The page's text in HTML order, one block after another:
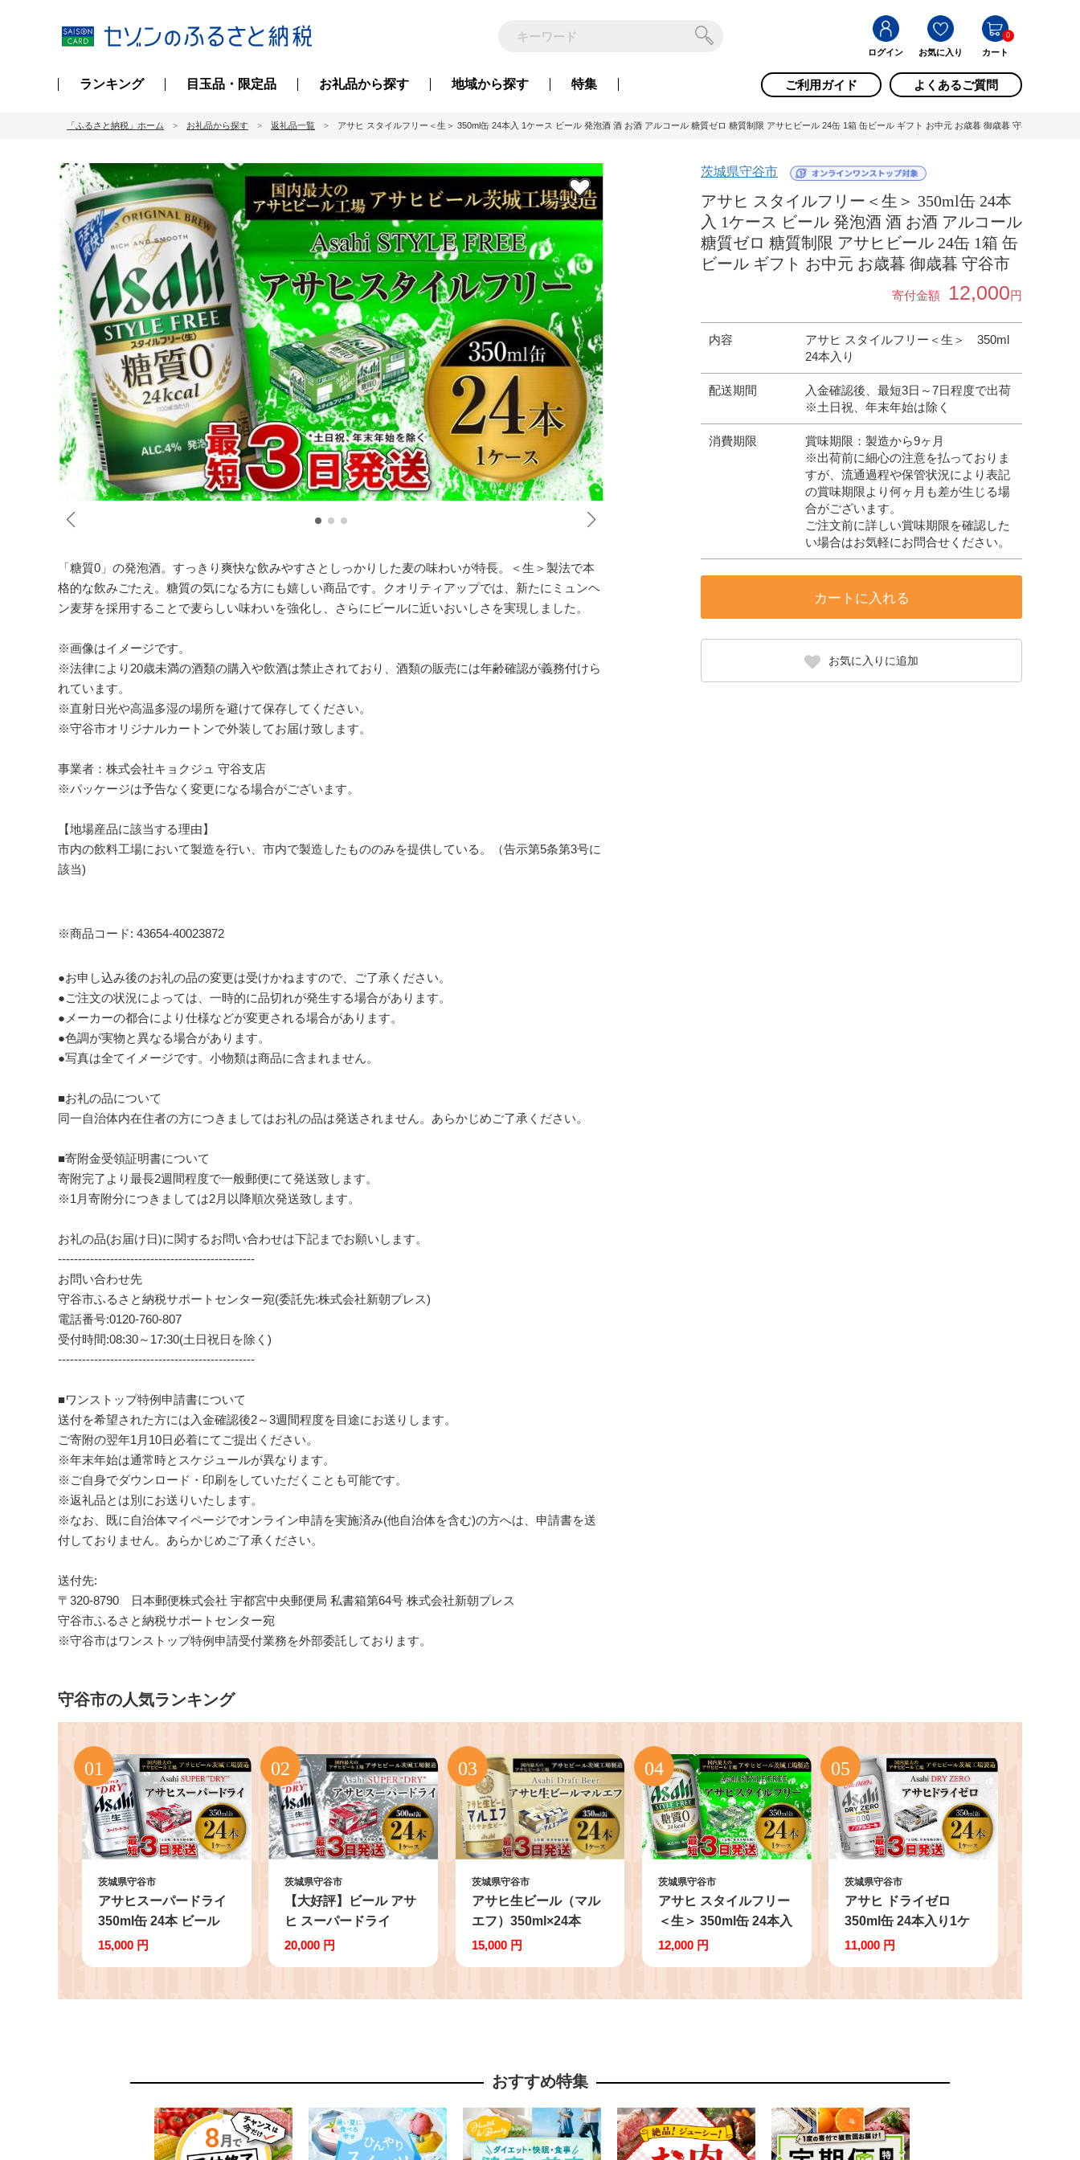
ログイン お気に入り カート
0
ランキング 目玉品・限定品 お礼品から探す 地域から探す 特集 ご利用ガイド よくあるご質問
「ふるさと納税」ホーム お礼品から探す 返礼品一覧 アサヒ スタイルフリー＜生＞ 350ml缶 24本入 1ケース ビール 発泡酒 酒 お酒 アルコール 糖質ゼロ 糖質制限 アサヒビール 24缶 1箱 缶ビール ギフト お中元 お歳暮 御歳暮 守谷市 / 茨城県
茨城県守谷市
アサヒ スタイルフリー＜生＞ 350ml缶 24本
入 1ケース ビール 発泡酒 酒 お酒 アルコール
糖質ゼロ 糖質制限 アサヒビール 24缶 1箱 缶
ビール ギフト お中元 お歳暮 御歳暮 守谷市
寄付金額 12,000円
内容
アサヒ スタイルフリー＜生＞ 350ml
24本入り
配送期間
入金確認後、最短3日～7日程度で出荷
※土日祝、年末年始は除く
消費期限
賞味期限：製造から9ヶ月
※出荷前に細心の注意を払っておりま
すが、流通過程や保管状況により表記
の賞味期限より何ヶ月も差が生じる場
合がございます。
ご注文前に詳しい賞味期限を確認した
い場合はお気軽にお問合せください。
カートに入れる
お気に入りに追加
「糖質0」の発泡酒。すっきり爽快な飲みやすさとしっかりした麦の味わいが特長。＜生＞製法で本
格的な飲みごたえ。糖質の気になる方にも嬉しい商品です。クオリティアップでは、新たにミュンヘ
ン麦芽を採用することで麦らしい味わいを強化し、さらにビールに近いおいしさを実現しました。
※画像はイメージです。
※法律により20歳未満の酒類の購入や飲酒は禁止されており、酒類の販売には年齢確認が義務付けら
れています。
※直射日光や高温多湿の場所を避けて保存してください。
※守谷市オリジナルカートンで外装してお届け致します。
事業者：株式会社キョクジュ 守谷支店
※パッケージは予告なく変更になる場合がございます。
【地場産品に該当する理由】
市内の飲料工場において製造を行い、市内で製造したもののみを提供している。（告示第5条第3号に
該当)
※商品コード: 43654-40023872
●お申し込み後のお礼の品の変更は受けかねますので、ご了承ください。
●ご注文の状況によっては、一時的に品切れが発生する場合があります。
●メーカーの都合により仕様などが変更される場合があります。
●色調が実物と異なる場合があります。
●写真は全てイメージです。小物類は商品に含まれません。
■お礼の品について
同一自治体内在住者の方につきましてはお礼の品は発送されません。あらかじめご了承ください。
■寄附金受領証明書について
寄附完了より最長2週間程度で一般郵便にて発送致します。
※1月寄附分につきましては2月以降順次発送致します。
お礼の品(お届け日)に関するお問い合わせは下記までお願いします。
-------------------------------------------------
お問い合わせ先
守谷市ふるさと納税サポートセンター宛(委託先:株式会社新朝プレス)
電話番号:0120-760-807
受付時間:08:30～17:30(土日祝日を除く)
-------------------------------------------------
■ワンストップ特例申請書について
送付を希望された方には入金確認後2～3週間程度を目途にお送りします。
ご寄附の翌年1月10日必着にてご提出ください。
※年末年始は通常時とスケジュールが異なります。
※ご自身でダウンロード・印刷をしていただくことも可能です。
※返礼品とは別にお送りいたします。
※なお、既に自治体マイページでオンライン申請を実施済み(他自治体を含む)の方へは、申請書を送
付しておりません。あらかじめご了承ください。
送付先:
〒320-8790 日本郵便株式会社 宇都宮中央郵便局 私書箱第64号 株式会社新朝プレス
守谷市ふるさと納税サポートセンター宛
※守谷市はワンストップ特例申請受付業務を外部委託しております。
守谷市の人気ランキング
茨城県守谷市
アサヒスーパードライ
350ml缶 24本 ビール
缶ビール 酒 お酒 アル
15,000 円
茨城県守谷市
【大好評】ビール アサ
ヒ スーパードライ
500ml 24本 1ケース 究
20,000 円
茨城県守谷市
アサヒ生ビール（マル
エフ）350ml×24本
15,000 円
茨城県守谷市
アサヒ スタイルフリー
＜生＞ 350ml缶 24本入
1ケース ビール 発泡酒
ビール 24缶 1箱 缶ビー
12,000 円
茨城県守谷市
アサヒ ドライゼロ
350ml缶 24本入り1ケ
ース ノンアルコールビ
糖質ゼロ 糖質 糖質制限
11,000 円
おすすめ特集